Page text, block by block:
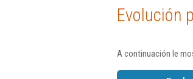
Evolución
A continuación le